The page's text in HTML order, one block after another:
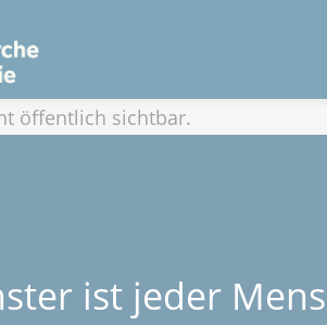
öffentlich sichtbar.
ist jeder